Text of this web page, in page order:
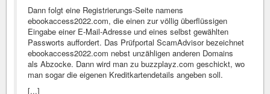
Dann folgt eine Registrierungs-Seite namens
ebookaccess2022.com, die einen zur völlig überflüssigen
Eingabe einer E-Mail-Adresse und eines selbst gewählten
Passworts auffordert. Das Prüfportal ScamAdvisor bezeichnet
ebookaccess2022.com nebst unzähligen anderen Domains
als Abzocke. Dann wird man zu buzzplayz.com geschickt, wo
man sogar die eigenen Kreditkartendetails angeben soll.
[...]